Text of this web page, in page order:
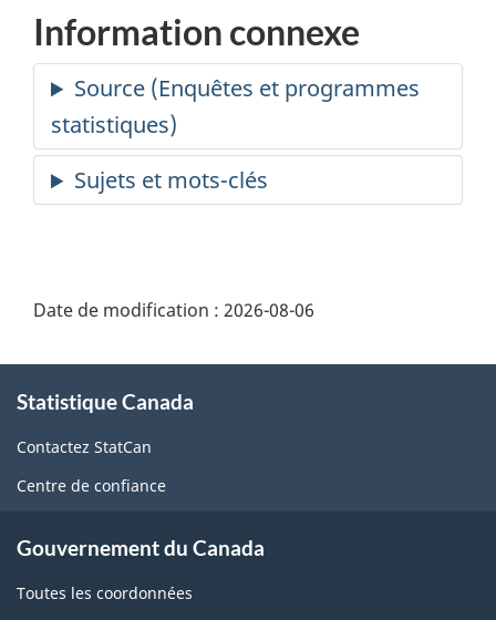
Information connexe
Date de modification : 2026-08-06
propos
de
ce
Statistique Canada
Contactez StatCan
Centre de confiance
Gouvernement du Canada
Toutes les coordonnées